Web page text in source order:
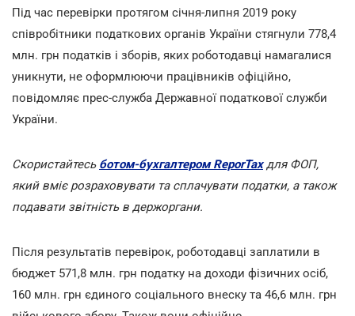
Під час перевірки протягом січня-липня 2019 року
співробітники податкових органів України стягнули 778,4
млн. грн податків і зборів, яких роботодавці намагалися
уникнути, не оформлюючи працівників офіційно,
повідомляє прес-служба Державної податкової служби
України.
Скористайтесь ботом-бухгалтером ReporTaxдля ФОП,
який вміє розраховувати та сплачувати податки, а також
подавати звітність в держоргани.
Після результатів перевірок, роботодавці заплатили в
бюджет 571,8 млн. грн податку на доходи фізичних осіб,
160 млн. грн єдиного соціального внеску та 46,6 млн. грн